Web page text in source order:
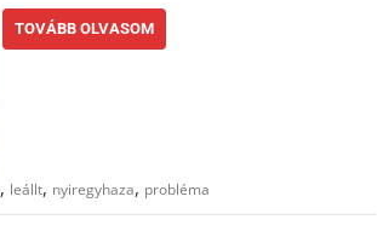
TOVÁBB OLVASOM
, leállt, nyiregyhaza, probléma